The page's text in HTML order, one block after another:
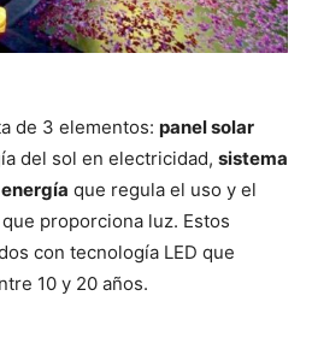
de 3 elementos: panel solar
del sol en electricidad, sistema
que regula el uso y el
que proporciona luz. Estos
con tecnología LED que
10 y 20 años.